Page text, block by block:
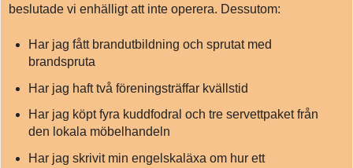
beslutade vi enhälligt att inte operera. Dessutom:
Har jag fått brandutbildning och sprutat med
brandspruta
Har jag haft två föreningsträffar kvällstid
Har jag köpt fyra kuddfodral och tre servettpaket från
den lokala möbelhandeln
Har jag skrivit min engelskaläxa om hur ett